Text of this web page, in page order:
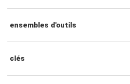
ensembles d'outils
clés